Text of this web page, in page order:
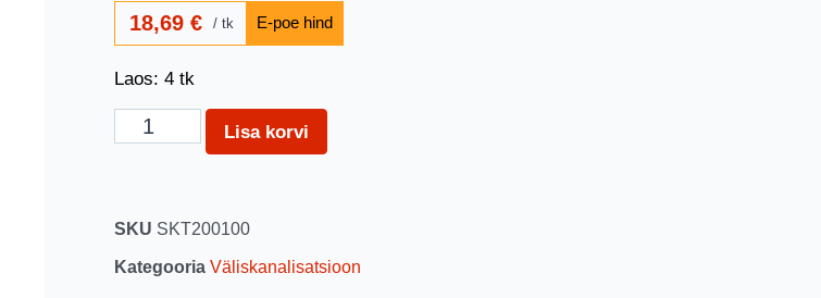
18,69€ tk
Laos: 4 tk
Lisa korvi
SKU SKT200100
Kategooria Väliskanalisatsioon